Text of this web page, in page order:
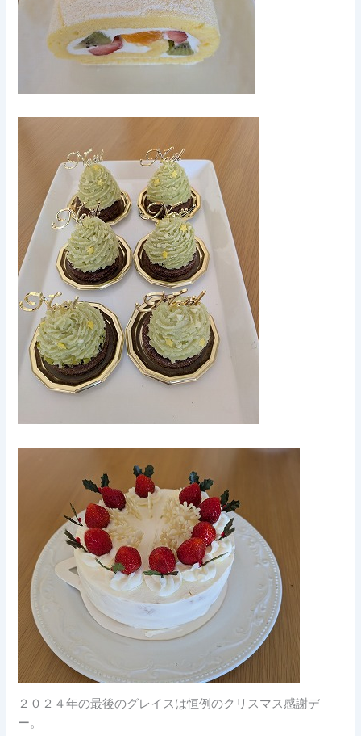
２０２４年の最後のグレイスは恒例のクリスマス感謝デ
ー。